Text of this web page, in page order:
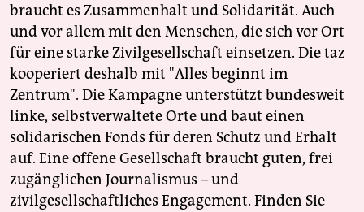
braucht es Zusammenhalt und Solidarität. Auch
und vor allem mit den Menschen, die sich vor Ort
für eine starke Zivilgesellschaft einsetzen. Die taz
kooperiert deshalb mit "Alles beginnt im
Zentrum". Die Kampagne unterstützt bundesweit
linke, selbstverwaltete Orte und baut einen
solidarischen Fonds für deren Schutz und Erhalt
auf. Eine offene Gesellschaft braucht guten, frei
zugänglichen Journalismus – und
zivilgesellschaftliches Engagement. Finden Sie